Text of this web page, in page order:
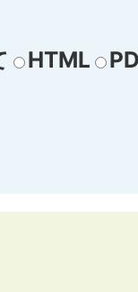
HTML